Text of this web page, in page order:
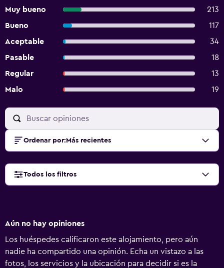
Muy bueno
213
Bueno
117
Aceptable
34
Pasable
18
Regular
13
Malo
19
Ordenar por: Más recientes
Todos los filtros
Aún no hay opiniones
Los huéspedes calificaron este alojamiento, pero aún
nadie ha compartido una opinión. Echa un vistazo a las
fotos, los servicios y la ubicación para decidir si es la